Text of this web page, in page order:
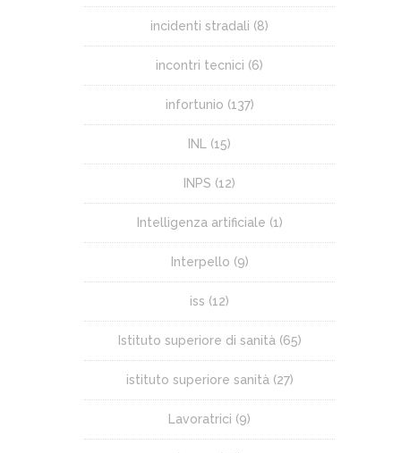
incidenti stradali (8)
incontri tecnici (6)
infortunio (137)
INL (15)
INPS (12)
Intelligenza artificiale (1)
Interpello (9)
iss (12)
Istituto superiore di sanità (65)
istituto superiore sanità (27)
Lavoratrici (9)